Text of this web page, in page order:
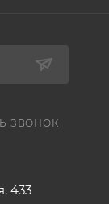
ЗВОНОК
433